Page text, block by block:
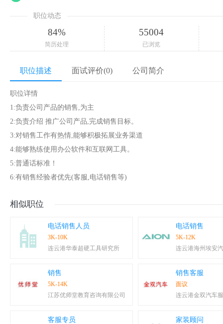
职位动态
84%
简历处理
55004
已浏览
职位描述 面试评价(0) 公司简介
职位详情
1:负责公司产品的销售,为主
2:负责介绍 推广公司产品,完成销售目标。
3:对销售工作有热情,能够积极拓展业务渠道
4:能够熟练使用办公软件和互联网工具。
5:普通话标准！
6:有销售经验者优先(客服,电话销售等)
相似职位
电话销售人员
3K-10K
连云港华泰超硬工具研究所
电话销售
5K-12K
连云港海州埃安
销售
5K-14K
江苏优师堂教育咨询有限公司
销售客服
面议
连云港金双汽车
客服专员 家装顾问